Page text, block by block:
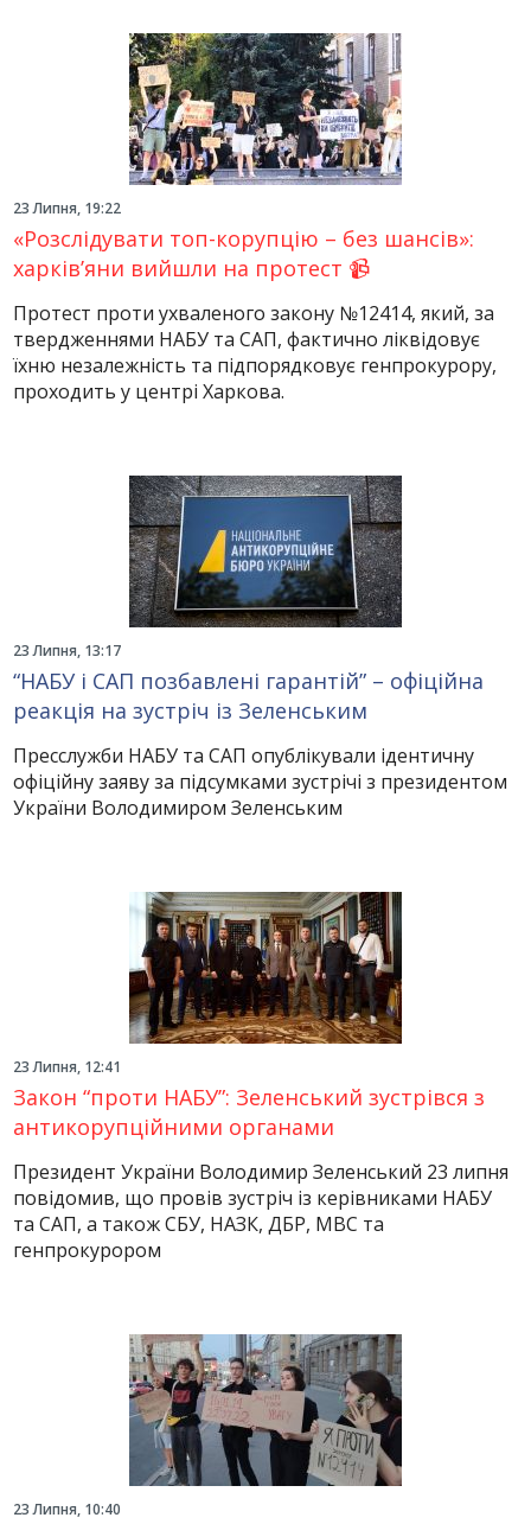
23 Липня, 19:22
«Розслідувати топ-корупцію – без шансів»:
харків’яни вийшли на протест 📹
Протест проти ухваленого закону №12414, який, за
твердженнями НАБУ та САП, фактично ліквідовує
їхню незалежність та підпорядковує генпрокурору,
проходить у центрі Харкова.
23 Липня, 13:17
“НАБУ і САП позбавлені гарантій” – офіційна
реакція на зустріч із Зеленським
Пресслужби НАБУ та САП опублікували ідентичну
офіційну заяву за підсумками зустрічі з президентом
України Володимиром Зеленським
23 Липня, 12:41
Закон “проти НАБУ”: Зеленський зустрівся з
антикорупційними органами
Президент України Володимир Зеленський 23 липня
повідомив, що провів зустріч із керівниками НАБУ
та САП, а також СБУ, НАЗК, ДБР, МВС та
генпрокурором
23 Липня, 10:40